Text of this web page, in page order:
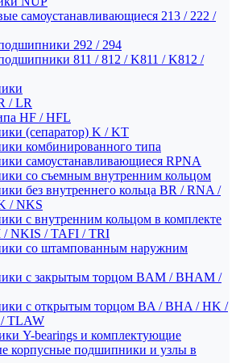
самоустанавливающиеся 213 / 222 /
292 / 294
811 / 812 / K811 / K812 /
/ LR
HF / HFL
(сепаратор) K / KT
комбинированного типа
самоустанавливающиеся RPNA
со съемным внутренним кольцом
без внутреннего кольца BR / RNA /
/ NKS
с внутренним кольцом в комплекте
NKIS / TAFI / TRI
со штампованным наружним
с закрытым торцом BAM / BHAM /
с открытым торцом BA / BHA / HK /
TLAW
Y-bearings и комплектующие
корпусные подшипники и узлы в